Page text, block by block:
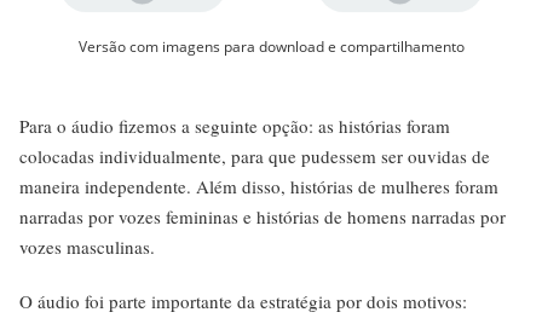
Versão com imagens para download e compartilhamento
Para o áudio fizemos a seguinte opção: as histórias foram
colocadas individualmente, para que pudessem ser ouvidas de
maneira independente. Além disso, histórias de mulheres foram
narradas por vozes femininas e histórias de homens narradas por
vozes masculinas.
O áudio foi parte importante da estratégia por dois motivos: